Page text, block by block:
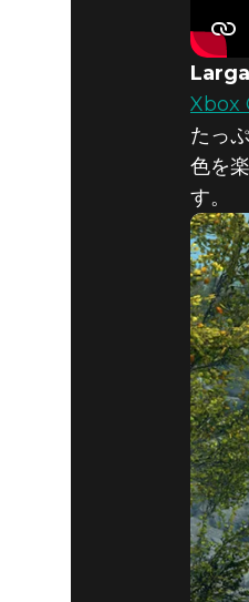
Xbox
たっ
色を
す。